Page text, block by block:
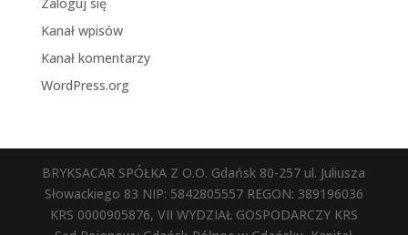
Kanał wpisów
Kanał komentarzy
WordPress.org
BRYKSACAR SPÓŁKA Z O.O. Gdańsk 80-257 ul. Juliusza
Słowackiego 83 NIP: 5842805557 REGON: 389196036
KRS 0000905876, VII WYDZIAŁ GOSPODARCZY KRS